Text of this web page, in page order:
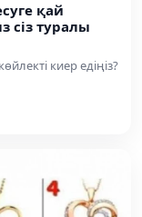
қай
сіз туралы
киер едіңіз?